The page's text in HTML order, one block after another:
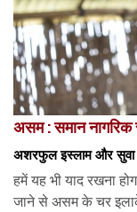
असम : समान नागरिक
अशरफुल इस्लाम और सुवा
हमें यह भी याद रखना
जाने से असम के चर